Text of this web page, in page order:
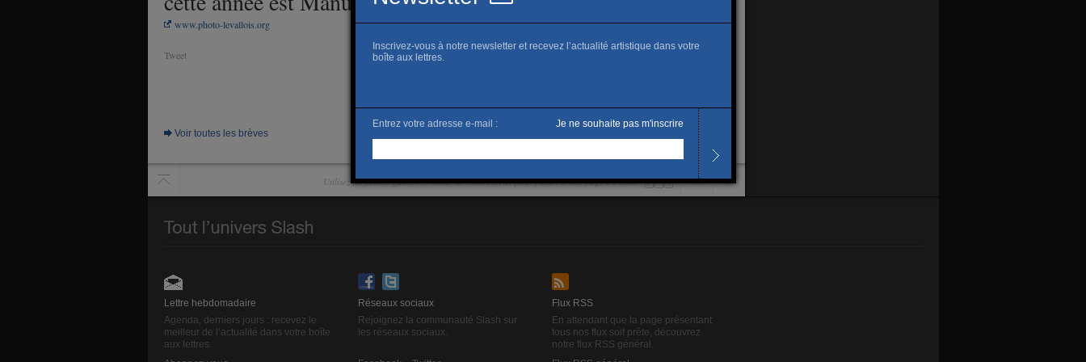
www.photo-levallois.org
Tweet
Voir toutes les brèves
Utilisez les flêches gauche et droite de votre clavier pour passer d’une page à l’autre
Lettre hebdomadaire
Agenda, derniers jours : recevez le
meilleur de l’actualité dans votre boîte
aux lettres.
Réseaux sociaux
Rejoignez la communauté Slash sur
les réseaux sociaux.
Flux RSS
En attendant que la page présentant
tous nos flux soit prête, découvrez
notre flux RSS général.